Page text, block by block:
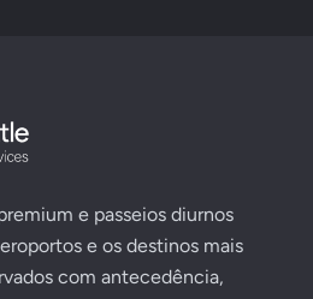
e passeios diurnos
e os destinos mais
com antecedência,